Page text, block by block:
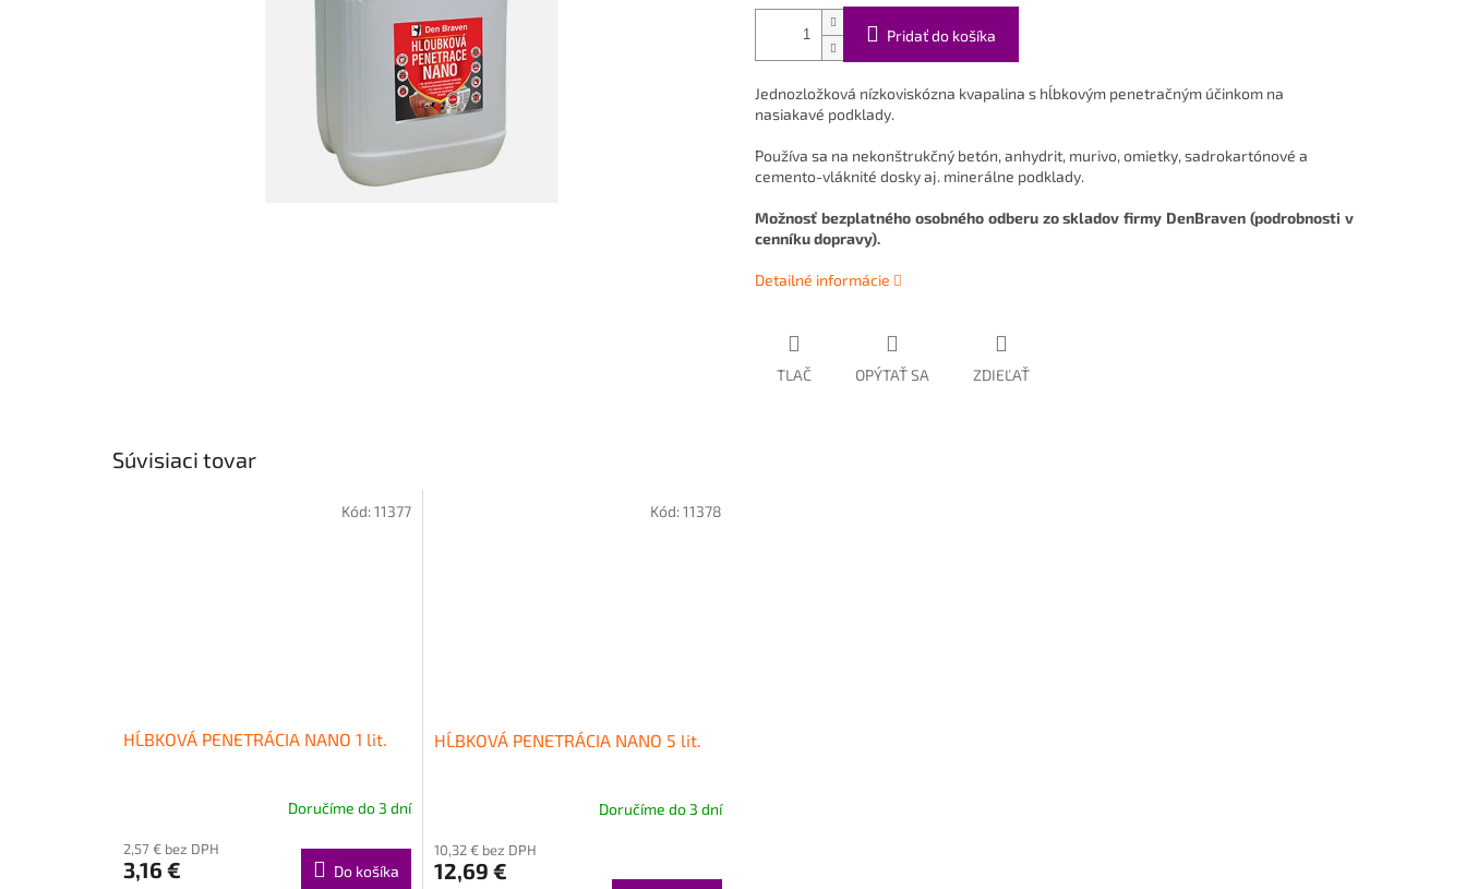
Pridať do košíka
Jednozložková nízkoviskózna kvapalina s hĺbkovým penetračným účinkom na
nasiakavé podklady.
Používa sa na nekonštrukčný betón, anhydrit, murivo, omietky, sadrokartónové a
cemento-vláknité dosky aj. minerálne podklady.
Možnosť bezplatného osobného odberu zo skladov firmy DenBraven (podrobnosti v
cenníku dopravy).
Detailné informácie
TLAČ OPÝTAŤ SA ZDIEĽAŤ
Súvisiaci tovar
HĹBKOVÁ PENETRÁCIA NANO 1 lit.
Doručíme do 3 dní
2,57 € bez DPH
3,16 € Do košíka
Kód:11377
HĹBKOVÁ PENETRÁCIA NANO 5 lit.
Doručíme do 3 dní
10,32 € bez DPH
12,69 €
Kód:11378